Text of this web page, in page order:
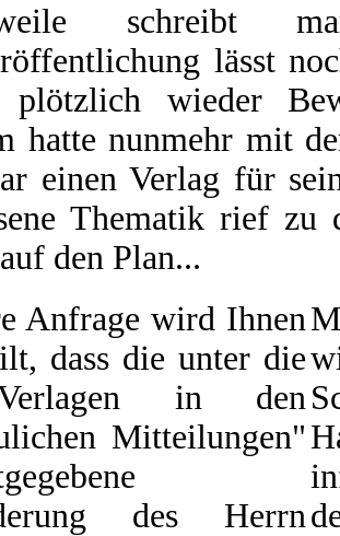
schreibt
lässt
plötzlich wieder
hatte nunmehr mit
einen Verlag für
Thematik rief zu
den Plan...
Anfrage wird Ihnen
dass die unter die
in den
Mitteilungen"
des Herrn